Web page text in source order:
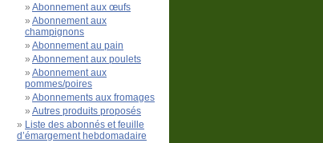
Abonnement aux œufs
Abonnement aux
champignons
Abonnement au pain
Abonnement aux poulets
Abonnement aux
pommes/poires
Abonnements aux fromages
Autres produits proposés
Liste des abonnés et feuille
d’émargement hebdomadaire